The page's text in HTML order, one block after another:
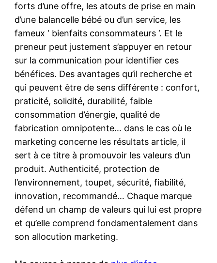
forts d’une offre, les atouts de prise en main
d’une balancelle bébé ou d’un service, les
fameux ‘ bienfaits consommateurs ‘. Et le
preneur peut justement s’appuyer en retour
sur la communication pour identifier ces
bénéfices. Des avantages qu’il recherche et
qui peuvent être de sens différente : confort,
praticité, solidité, durabilité, faible
consommation d’énergie, qualité de
fabrication omnipotente… dans le cas où le
marketing concerne les résultats article, il
sert à ce titre à promouvoir les valeurs d’un
produit. Authenticité, protection de
l’environnement, toupet, sécurité, fiabilité,
innovation, recommandé… Chaque marque
défend un champ de valeurs qui lui est propre
et qu’elle comprend fondamentalement dans
son allocution marketing.